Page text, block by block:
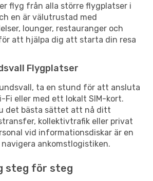
flyg från alla större flygplatser i
en är välutrustad med
lounger, restauranger och
att hjälpa dig att starta din resa
Flygplatser
ta en stund för att ansluta
Fi eller med ett lokalt SIM-kort.
det bästa sättet att nå ditt
kollektivtrafik eller privat
vid informationsdiskar är en
ankomstlogistiken.
steg för steg